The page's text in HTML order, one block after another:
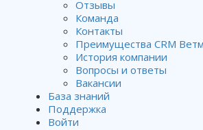
Отзывы
Команда
Контакты
Преимущества CRM
История компании
Вопросы и ответы
Вакансии
База знаний
Поддержка
Войти